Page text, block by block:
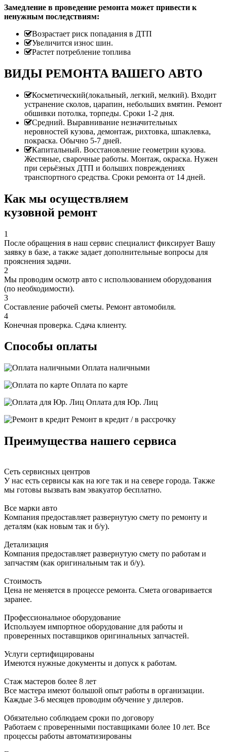
Замедление в проведение ремонта может привести к
ненужным последствиям:
Возрастает риск попадания в ДТП
Увеличится износ шин.
Растет потребление топлива
ВИДЫ РЕМОНТА ВАШЕГО АВТО
Косметический(локальный, легкий, мелкий). Входит
устранение сколов, царапин, небольших вмятин. Ремонт
обшивки потолка, торпеды. Сроки 1-2 дня.
Средний. Выравнивание незначительных
неровностей кузова, демонтаж, рихтовка, шпаклевка,
покраска. Обычно 5-7 дней.
Капитальный. Восстановление геометрии кузова.
Жестяные, сварочные работы. Монтаж, окраска. Нужен
при серьёзных ДТП и больших повреждениях
транспортного средства. Сроки ремонта от 14 дней.
Как мы осуществляем
кузовной ремонт
1
После обращения в наш сервис специалист фиксирует Вашу
заявку в базе, а также задает дополнительные вопросы для
прояснения задачи.
2
Мы проводим осмотр авто с использованием оборудования
(по необходимости).
3
Составление рабочей сметы. Ремонт автомобиля.
4
Конечная проверка. Сдача клиенту.
Способы оплаты
Оплата наличными
Оплата по карте
Оплата для Юр. Лиц
Ремонт в кредит / в рассрочку
Преимущества нашего сервиса
Сеть сервисных центров
У нас есть сервисы как на юге так и на севере города. Также
мы готовы вызвать вам эвакуатор бесплатно.
Все марки авто
Компания предоставляет развернутую смету по ремонту и
деталям (как новым так и б/у).
Детализация
Компания предоставляет развернутую смету по работам и
запчастям (как оригинальным так и б/у).
Стоимость
Цена не меняется в процессе ремонта. Смета оговаривается
заранее.
Профессиональное оборудование
Используем импортное оборудование для работы и
проверенных поставщиков оригинальных запчастей.
Услуги сертифицированы
Имеются нужные документы и допуск к работам.
Стаж мастеров более 8 лет
Все мастера имеют большой опыт работы в организации.
Каждые 3-6 месяцев проводим обучение у дилеров.
Обязательно соблюдаем сроки по договору
Работаем с проверенными поставщиками более 10 лет. Все
процессы работы автоматизированы